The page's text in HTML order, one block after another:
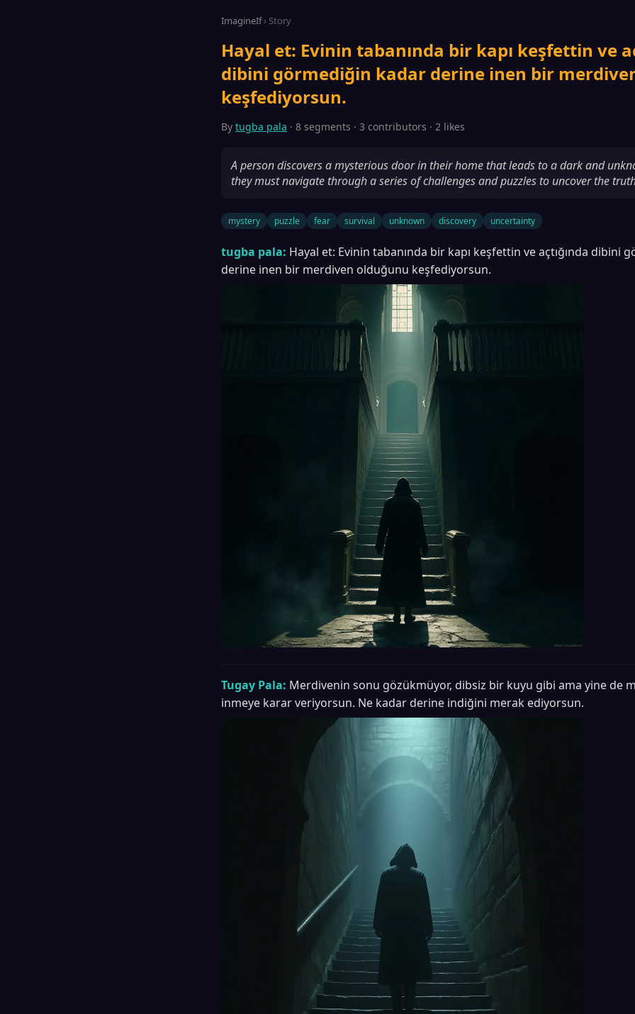
ImagineIf› Story
Hayal et: Evinin tabanında bir kapı keşfettin ve
dibini görmediğin kadar derine inen bir
keşfediyorsun.
By tugba pala · 8 segments · 3 contributors · 2 likes
A person discovers a mysterious door in their home that leads to a dark and
they must navigate through a series of challenges and puzzles to uncover the
mystery puzzle fear survival unknown discovery uncertainty
tugba pala: Hayal et: Evinin tabanında bir kapı keşfettin ve açtığında dibini
derine inen bir merdiven olduğunu keşfediyorsun.
Tugay Pala: Merdivenin sonu gözükmüyor, dibsiz bir kuyu gibi ama yine de
inmeye karar veriyorsun. Ne kadar derine indiğini merak ediyorsun.